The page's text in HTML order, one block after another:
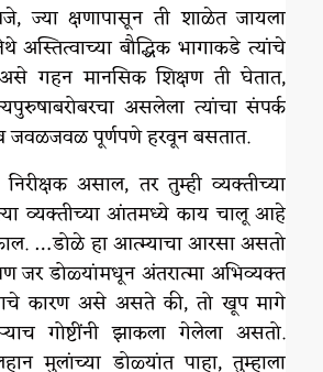
ज्या क्षणापासून ती शाळेत जायला
बौद्धिक भागाकडे त्यांचे
गहन मानसिक शिक्षण ती घेतात,
असलेला त्यांचा संपर्क
जवळजवळ पूर्णपणे हरवून बसतात.
असाल, तर तुम्ही व्यक्तीच्या
व्यक्तीच्या आंतमध्ये काय चालू आहे
…डोळे हा आत्म्याचा आरसा असतो
जर डोळ्यांमधून अंतरात्मा अभिव्यक्त
कारण असे असते की, तो खूप मागे
गोष्टींनी झाकला गेलेला असतो.
मुलांच्या डोळ्यांत पाहा, तुम्हाला